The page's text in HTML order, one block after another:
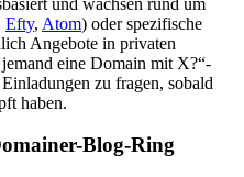
Efty, Atom) oder spezifische
Angebote in privaten
eine Domain mit X?“-
zu fragen, sobald
haben.
Blog-Ring